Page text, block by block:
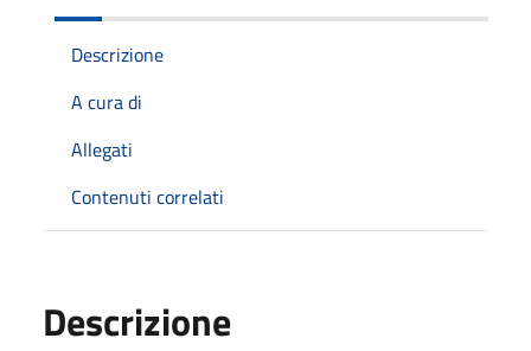
Descrizione
A cura di
Allegati
Contenuti correlati
Descrizione